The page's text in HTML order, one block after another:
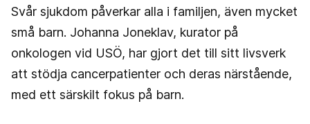
Svår sjukdom påverkar alla i familjen, även mycket
små barn. Johanna Joneklav, kurator på
onkologen vid USÖ, har gjort det till sitt livsverk
att stödja cancerpatienter och deras närstående,
med ett särskilt fokus på barn.